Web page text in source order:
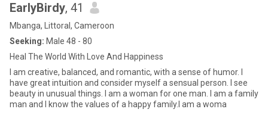
EarlyBirdy, 41
Mbanga, Littoral, Cameroon
Seeking: Male 48 - 80
Heal The World With Love And Happiness
I am creative, balanced, and romantic, with a sense of humor. I
have great intuition and consider myself a sensual person. I see
beauty in unusual things. I am a woman for one man. I am a family
man and I know the values of a happy family.I am a woma